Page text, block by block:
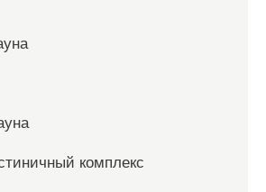
комплекс